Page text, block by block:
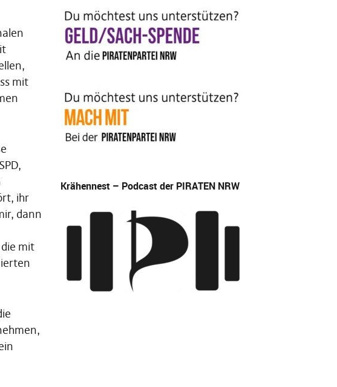
mit
ihr
dann
mit
Krähennest – Podcast der PIRATEN NRW